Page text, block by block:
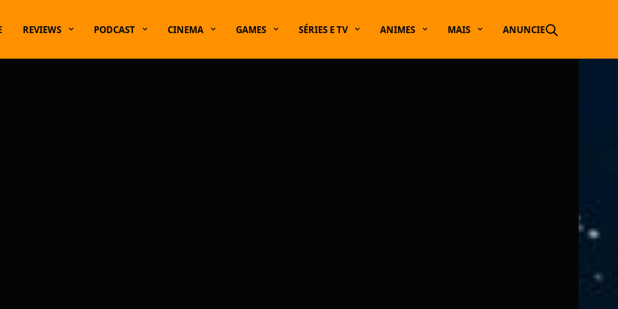
REVIEWS PODCAST CINEMA GAMES SÉRIES E TV ANIMES MAIS ANUNCIE